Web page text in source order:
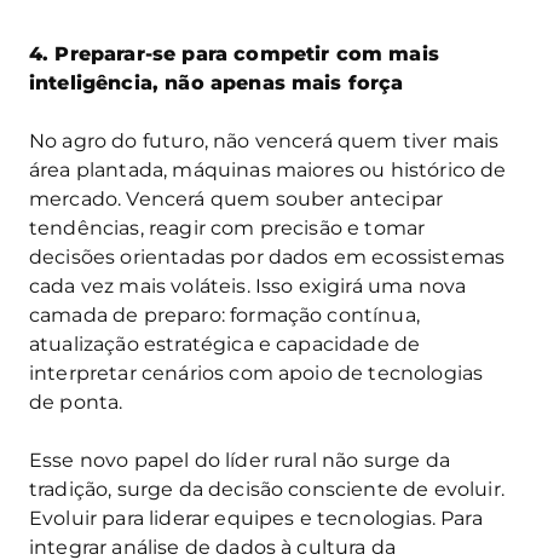
4. Preparar-se para competir com mais
inteligência, não apenas mais força
No agro do futuro, não vencerá quem tiver mais
área plantada, máquinas maiores ou histórico de
mercado. Vencerá quem souber antecipar
tendências, reagir com precisão e tomar
decisões orientadas por dados em ecossistemas
cada vez mais voláteis. Isso exigirá uma nova
camada de preparo: formação contínua,
atualização estratégica e capacidade de
interpretar cenários com apoio de tecnologias
de ponta.
Esse novo papel do líder rural não surge da
tradição, surge da decisão consciente de evoluir.
Evoluir para liderar equipes e tecnologias. Para
integrar análise de dados à cultura da